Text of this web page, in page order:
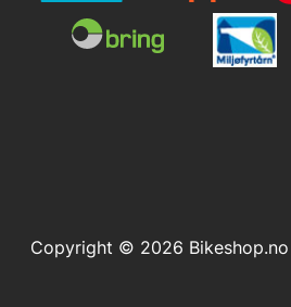
Copyright © 2026